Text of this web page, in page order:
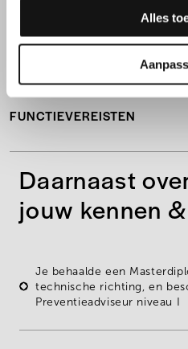
Alles
FUNCTIEVEREISTEN
Daarnaast
jouw kennen
Je behaalde een M
technische richting, en
Preventieadviseur niveau I